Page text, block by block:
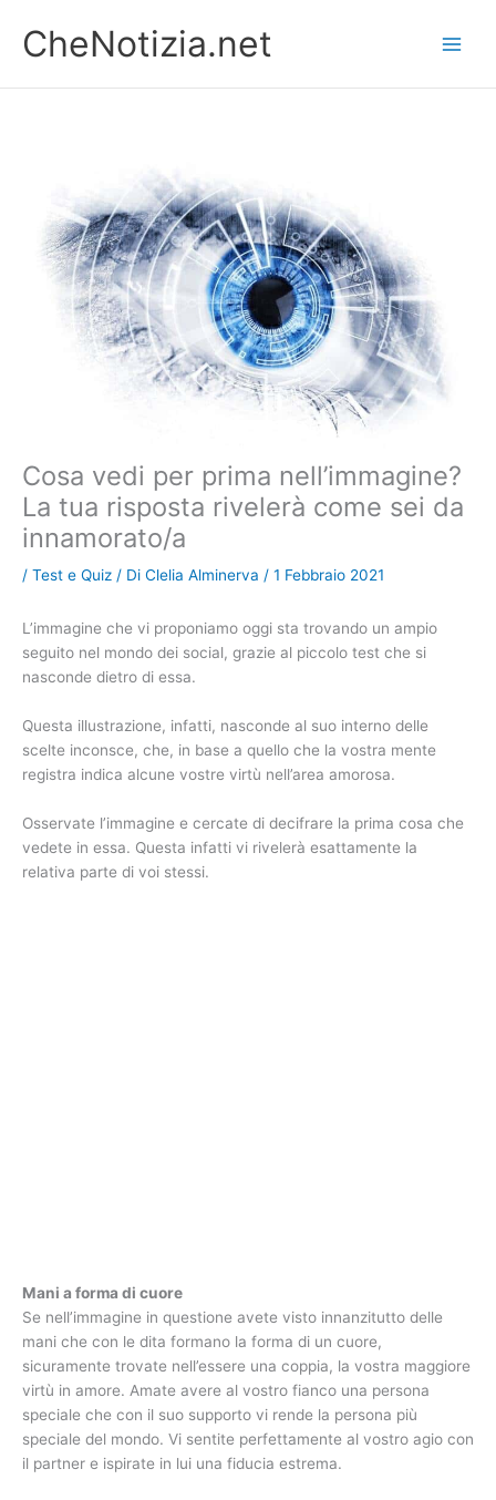
contenuto
CheNotizia.net
Cosa vedi per prima nell’immagine?
La tua risposta rivelerà come sei da
innamorato/a
/ Test e Quiz / Di Clelia Alminerva / 1 Febbraio 2021
L’immagine che vi proponiamo oggi sta trovando un ampio
seguito nel mondo dei social, grazie al piccolo test che si
nasconde dietro di essa.
Questa illustrazione, infatti, nasconde al suo interno delle
scelte inconsce, che, in base a quello che la vostra mente
registra indica alcune vostre virtù nell’area amorosa.
Osservate l’immagine e cercate di decifrare la prima cosa che
vedete in essa. Questa infatti vi rivelerà esattamente la
relativa parte di voi stessi.
Mani a forma di cuore
Se nell’immagine in questione avete visto innanzitutto delle
mani che con le dita formano la forma di un cuore,
sicuramente trovate nell’essere una coppia, la vostra maggiore
virtù in amore. Amate avere al vostro fianco una persona
speciale che con il suo supporto vi rende la persona più
speciale del mondo. Vi sentite perfettamente al vostro agio con
il partner e ispirate in lui una fiducia estrema.